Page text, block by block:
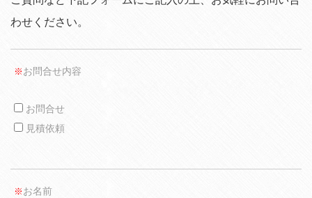
わせください。
※ お問合せ内容
お問合せ
見積依頼
※ お名前